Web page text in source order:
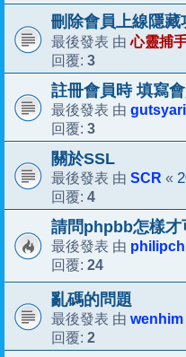
刪除會員上線隱藏
最後發表 由心靈捕
回覆: 3
註冊會員時 填寫
最後發表 由
回覆: 3
關於SSL
最後發表 由 SCR «
回覆: 4
請問phpbb怎樣才
最後發表 由
回覆: 24
亂碼的問題
最後發表 由 wenhim
回覆: 2